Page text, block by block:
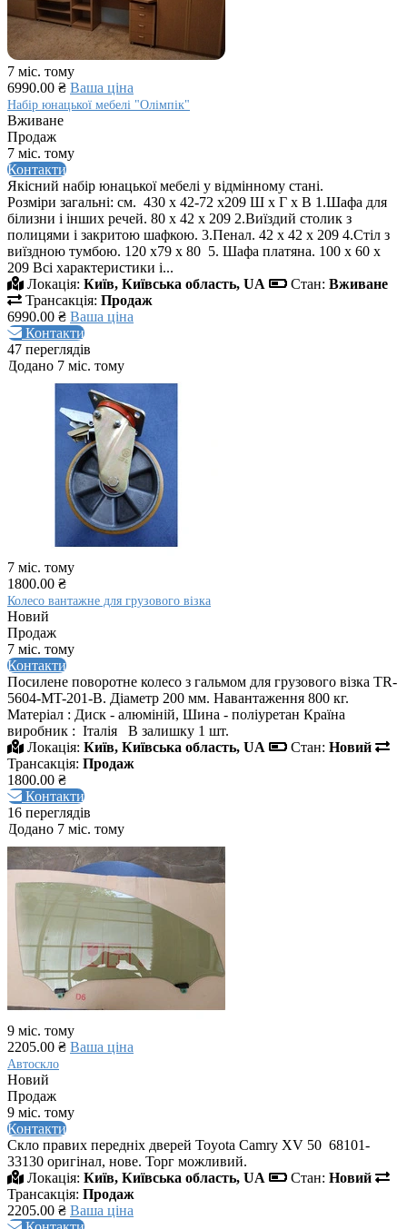
7 міс. тому
6990.00 ₴ Ваша ціна
Набір юнацької мебелі "Олімпік"
Вживане
Продаж
7 міс. тому
Контакти
Якісний набір юнацької мебелі у відмінному стані.
Розміри загальні: см. 430 х 42-72 х209 Ш х Г х В 1.Шафа для
білизни і інших речей. 80 х 42 х 209 2.Виїздий столик з
полицями і закритою шафкою. 3.Пенал. 42 х 42 х 209 4.Стіл з
виїздною тумбою. 120 х79 х 80 5. Шафа платяна. 100 х 60 х
209 Всі характеристики і...
Локація: Київ, Київська область, UA Стан: Вживане
Трансакція: Продаж
6990.00 ₴ Ваша ціна
Контакти
47 переглядів
Додано 7 міс. тому
7 міс. тому
1800.00 ₴
Колесо вантажне для грузового візка
Новий
Продаж
7 міс. тому
Контакти
Посилене поворотне колесо з гальмом для грузового візка TR-
5604-MT-201-B. Діаметр 200 мм. Навантаження 800 кг.
Матеріал : Диск - алюміній, Шина - поліуретан Країна
виробник : Італія В залишку 1 шт.
Локація: Київ, Київська область, UA Стан: Новий
Трансакція: Продаж
1800.00 ₴
Контакти
16 переглядів
Додано 7 міс. тому
9 міс. тому
2205.00 ₴ Ваша ціна
Автоскло
Новий
Продаж
9 міс. тому
Контакти
Скло правих передніх дверей Toyota Camry XV 50 68101-
33130 оригінал, нове. Торг можливий.
Локація: Київ, Київська область, UA Стан: Новий
Трансакція: Продаж
2205.00 ₴ Ваша ціна